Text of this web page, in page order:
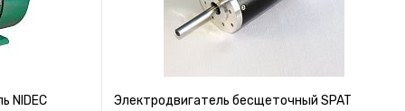
NIDEC
Электродвигатель бесщеточный SPAT